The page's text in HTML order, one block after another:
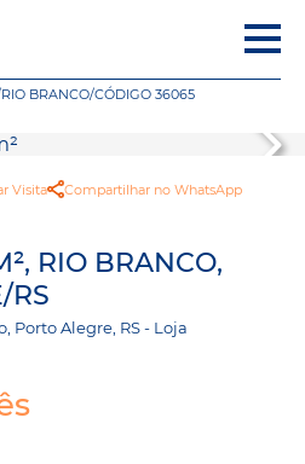
RIO BRANCO/CÓDIGO 36065
Visita Compartilhar no WhatsApp
RIO BRANCO,
RS
Porto Alegre, RS - Loja